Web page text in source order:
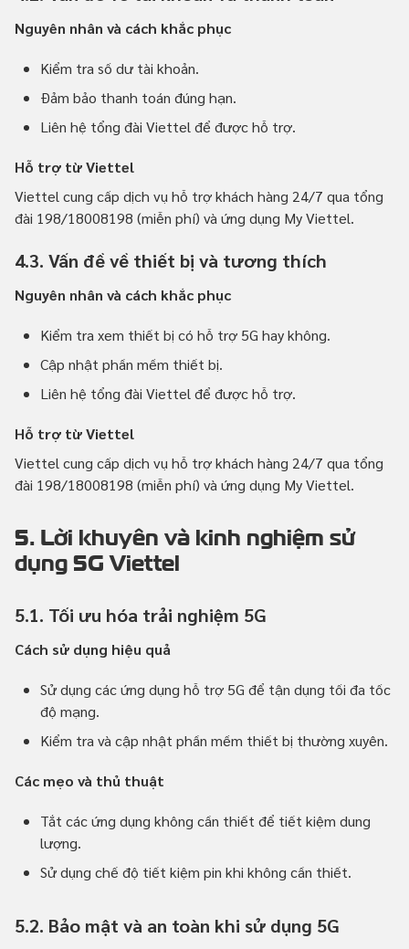
Nguyên nhân và cách khắc phục
Kiểm tra số dư tài khoản.
Đảm bảo thanh toán đúng hạn.
Liên hệ tổng đài Viettel để được hỗ trợ.
Hỗ trợ từ Viettel
Viettel cung cấp dịch vụ hỗ trợ khách hàng 24/7 qua tổng
đài 198/18008198 (miễn phí) và ứng dụng My Viettel.
4.3. Vấn đề về thiết bị và tương thích
Nguyên nhân và cách khắc phục
Kiểm tra xem thiết bị có hỗ trợ 5G hay không.
Cập nhật phần mềm thiết bị.
Liên hệ tổng đài Viettel để được hỗ trợ.
Hỗ trợ từ Viettel
Viettel cung cấp dịch vụ hỗ trợ khách hàng 24/7 qua tổng
đài 198/18008198 (miễn phí) và ứng dụng My Viettel.
5. Lời khuyên và kinh nghiệm sử
dụng 5G Viettel
5.1. Tối ưu hóa trải nghiệm 5G
Cách sử dụng hiệu quả
Sử dụng các ứng dụng hỗ trợ 5G để tận dụng tối đa tốc
độ mạng.
Kiểm tra và cập nhật phần mềm thiết bị thường xuyên.
Các mẹo và thủ thuật
Tắt các ứng dụng không cần thiết để tiết kiệm dung
lượng.
Sử dụng chế độ tiết kiệm pin khi không cần thiết.
5.2. Bảo mật và an toàn khi sử dụng 5G